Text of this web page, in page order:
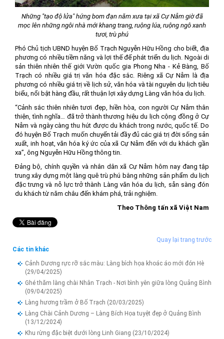
Những "tạo độ lửa" hứng bom đạn năm xưa tại xã Cự Nẫm giờ đã
mọc lên những ngôi nhà mới khang trang, ruộng lúa, ruộng ngô xanh
tươi, trù phú
Phó Chủ tịch UBND huyện Bố Trạch Nguyễn Hữu Hồng cho biết, địa
phương có nhiều tiềm năng và lợi thế để phát triển du lịch. Ngoài di
sản thiên nhiên thế giới Vườn quốc gia Phong Nha - Kẻ Bàng, Bố
Trạch có nhiều giá trị văn hóa đặc sắc. Riêng xã Cự Nẫm là địa
phương có nhiều giá trị về lịch sử, văn hóa và tài nguyên du lịch tiêu
biểu, nổi bật hàng đầu, rất thuận lợi xây dựng Làng văn hóa du lịch.
“Cảnh sắc thiên nhiên tươi đẹp, hiền hòa, con người Cự Nẫm thân
thiện, tình nghĩa… đã trở thành thương hiệu du lịch cộng đồng ở Cự
Nẫm và ngày càng thu hút được du khách trong nước, quốc tế. Do
đó huyện Bố Trạch muốn chuyển tải đầy đủ các giá trị đời sống sản
xuất, inh hoạt, văn hóa ký ức của xã Cự Nẫm đến với du khách gần
xa”, ông Nguyễn Hữu Hồng thông tin.
Đảng bộ, chính quyền và nhân dân xã Cự Nẫm hôm nay đang tập
trung xây dựng một làng quê trù phú bằng những sản phẩm du lịch
đặc trưng và nỗ lực trở thành Làng văn hóa du lịch, sẵn sàng đón
du khách từ năm châu đến khám phá, trải nghiệm.
Theo Thông tấn xã Việt Nam
Quay lại trang trước
Các tin khác
Cảnh Dương rực rỡ sắc màu: Làng bích họa khoác áo mới đón Hè
(29/04/2025)
Ghé thăm làng chài Nhân Trạch - Nơi bình yên giữa lòng Quảng Bình
(09/04/2025)
Làng hương trầm ở Bố Trạch (20/03/2025)
Làng Chài Cảnh Dương – Làng Bích Họa tuyệt đẹp ở Quảng Bình
(13/12/2024)
Khu rừng đặc biệt dưới lòng Linh Giang (23/10/2024)